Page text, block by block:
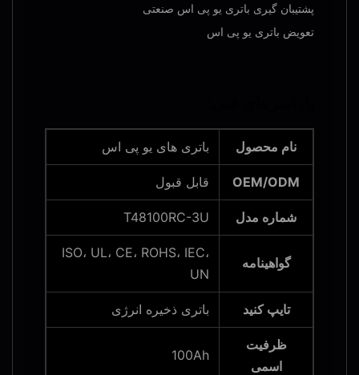
پشتیبان گیری باتری یو پی اس صنعتی
تعویض باتری یو پی اس
نام محصول باتری های یو پی اس
OEM/ODM قابل قبول
شماره مدل T48100RC-3U
گواهینامه
ISO، UL، CE، ROHS، IEC،
تایپ کنید باتری ذخیره انرژی
ظرفیت
اسمی
100Ah